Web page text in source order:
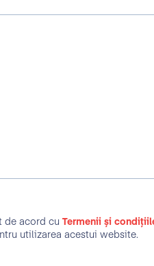
de acord cuTermenii și
utilizarea acestui website.